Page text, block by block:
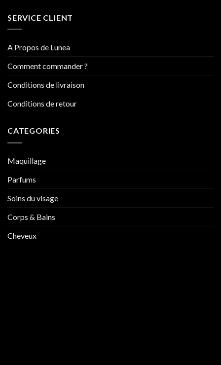
SERVICE CLIENT
A Propos de Lunea
Comment commander ?
Conditions de livraison
Conditions de retour
CATEGORIES
Maquillage
Parfums
Soins du visage
Corps & Bains
Cheveux